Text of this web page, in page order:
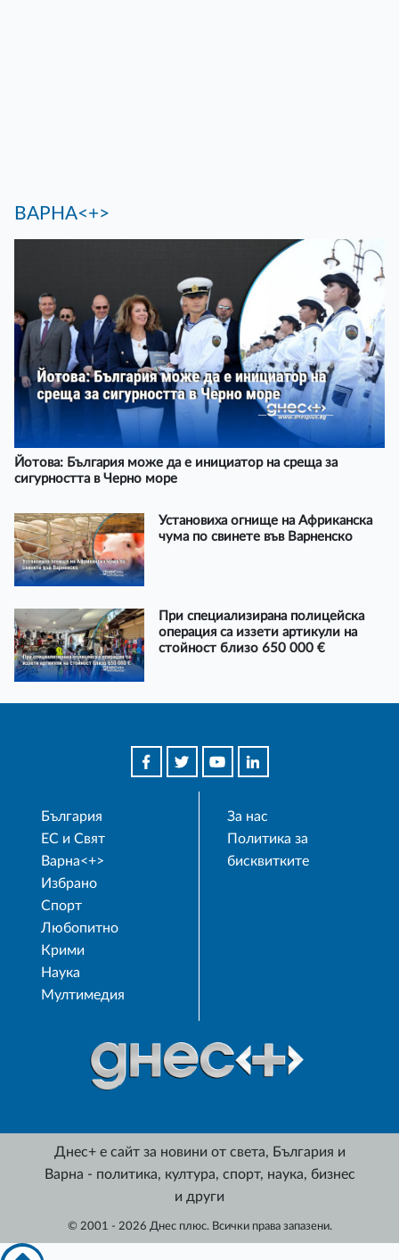
ВАРНА<+>
Йотова: България може да е инициатор на среща за
сигурността в Черно море
Установиха огнище на Африканска
чума по свинете във Варненско
При специализирана полицейска
операция са иззети артикули на
стойност близо 650 000 €
България
ЕС и Свят
Варна<+>
Избрано
Спорт
Любопитно
Крими
Наука
Мултимедия
За нас
Политика за
бисквитките
Днес+ е сайт за новини от света, България и
Варна - политика, култура, спорт, наука, бизнес
и други
© 2001 - 2026 Днес плюс. Всички права запазени.